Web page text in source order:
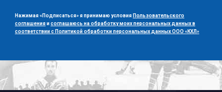
Нажимая «Подписаться» я принимаю условия Пользовательского
соглашенияисоглашаюсь на обработку моих персональных данных в
соответствии с Политикой обработки персональных данных ООО «КХЛ»